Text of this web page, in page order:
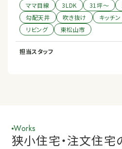
ママ目線
3LDK 31坪〜
勾配天井
吹き抜け キッチン
リビング
東松山市
担当スタッフ
Works
狭小住宅・注文住宅